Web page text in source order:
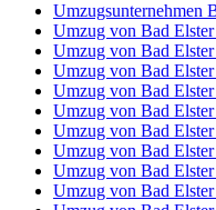
Umzugsunternehmen
Umzug von Bad
Umzug von Bad
Umzug von Bad
Umzug von Bad
Umzug von Bad
Umzug von Bad
Umzug von Bad
Umzug von Bad
Umzug von Bad